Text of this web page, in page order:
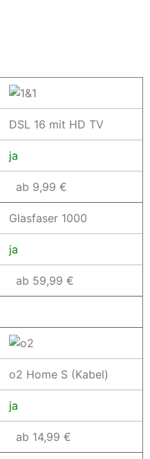
DSL 16 mit HD TV
ja
ab 9,99 €
Glasfaser 1000
ja
ab 59,99 €
o2 Home S (Kabel)
ja
ab 14,99 €